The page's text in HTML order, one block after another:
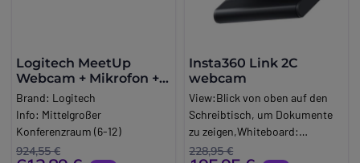
Logitech MeetUp
Webcam + Mikrofon +
TV-Halterung
Brand: Logitech
Info: Mittelgroßer
Konferenzraum (6-12)
Long_description:
924,55 €
Insta360 Link 2C
webcam
View:Blick von oben auf den
Schreibtisch, um Dokumente
zu zeigen,Whiteboard:
automatisches Aufrichten
228,95 €